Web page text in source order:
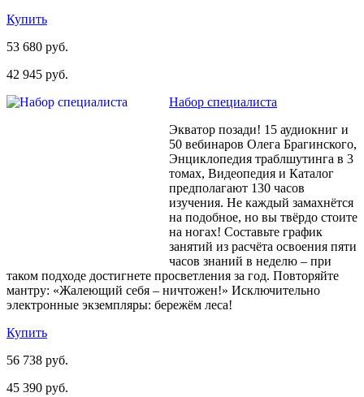
Купить
53 680 руб.
42 945 руб.
Набор специалиста
Экватор позади! 15 аудиокниг и
50 вебинаров Олега Брагинского,
Энциклопедия траблшутинга в 3
томах, Видеопедия и Каталог
предполагают 130 часов
изучения. Не каждый замахнётся
на подобное, но вы твёрдо стоите
на ногах! Составьте график
занятий из расчёта освоения пяти
часов знаний в неделю – при
таком подходе достигнете просветления за год. Повторяйте
мантру: «Жалеющий себя – ничтожен!» Исключительно
электронные экземпляры: бережём леса!
Купить
56 738 руб.
45 390 руб.